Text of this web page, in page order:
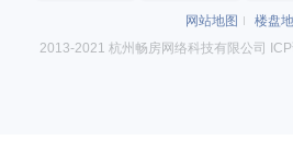
网站地图
楼盘
2013-2021 杭州畅房网络科技有限公司